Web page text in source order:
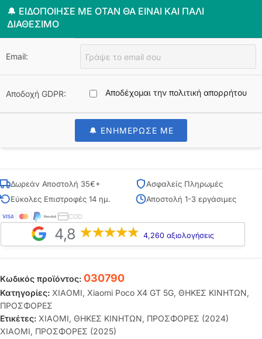
🔔 ΕΙΔΟΠΟΊΗΣΈ ΜΕ ΌΤΑΝ ΘΑ ΕΊΝΑΙ ΚΑΙ ΠΆΛΙ
ΔΙΑΘΈΣΙΜΟ
Email:
Αποδοχή GDPR: Αποδέχομαι την πολιτική απορρήτου
🔔 ΕΝΗΜΕΡΩΣΕ ΜΕ
Δωρεάν Αποστολή 35€+
Ασφαλείς Πληρωμές
Εύκολες Επιστροφές 14 ημ.
Αποστολή 1-3 εργάσιμες
COD
4,8 4,260 αξιολογήσεις
Κωδικός προϊόντος: 030790
Κατηγορίες: XIAOMI, Xiaomi Poco X4 GT 5G, ΘΗΚΕΣ ΚΙΝΗΤΩΝ,
ΠΡΟΣΦΟΡΕΣ
Ετικέτες: XIAOMI, ΘΗΚΕΣ ΚΙΝΗΤΩΝ, ΠΡΟΣΦΟΡΕΣ (2024)
XIAOMI, ΠΡΟΣΦΟΡΕΣ (2025)